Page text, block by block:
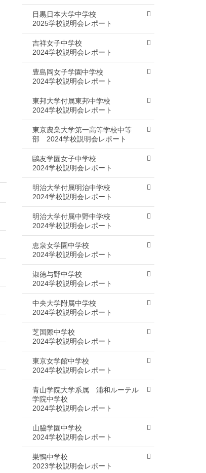
目黒日本大学中学校
2025学校説明会レポート
吉祥女子中学校
2024学校説明会レポート
豊島岡女子学園中学校
2024学校説明会レポート
東邦大学付属東邦中学校
2024学校説明会レポート
東京農業大学第一高等学校中等
部 2024学校説明会レポート
鷗友学園女子中学校
2024学校説明会レポート
明治大学付属明治中学校
2024学校説明会レポート
明治大学付属中野中学校
2024学校説明会レポート
恵泉女学園中学校
2024学校説明会レポート
淑徳与野中学校
2024学校説明会レポート
中央大学附属中学校
2024学校説明会レポート
芝国際中学校
2024学校説明会レポート
東京女学館中学校
2024学校説明会レポート
青山学院大学系属 浦和ルーテル
学院中学校
2024学校説明会レポート
山脇学園中学校
2024学校説明会レポート
巣鴨中学校
2023学校説明会レポート